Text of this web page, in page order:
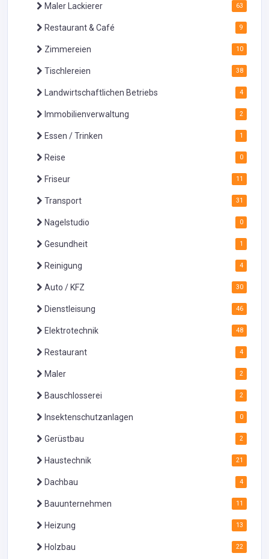
Maler Lackierer 63
Restaurant & Café 9
Zimmereien 10
Tischlereien 38
Landwirtschaftlichen Betriebs 4
Immobilienverwaltung 2
Essen / Trinken 1
Reise 0
Friseur 11
Transport 31
Nagelstudio 0
Gesundheit 1
Reinigung 4
Auto / KFZ 30
Dienstleisung 46
Elektrotechnik 48
Restaurant 4
Maler 2
Bauschlosserei 2
Insektenschutzanlagen 0
Gerüstbau 2
Haustechnik 21
Dachbau 4
Bauunternehmen 11
Heizung 13
Holzbau 22